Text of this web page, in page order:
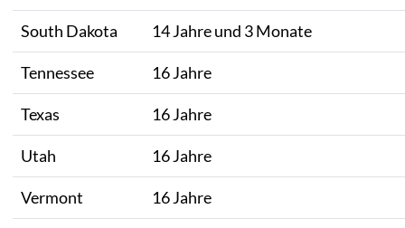
South Dakota 14 Jahre und 3 Monate
Tennessee 16 Jahre
Texas 16 Jahre
Utah 16 Jahre
Vermont 16 Jahre